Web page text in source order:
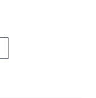
インデー ホワイ